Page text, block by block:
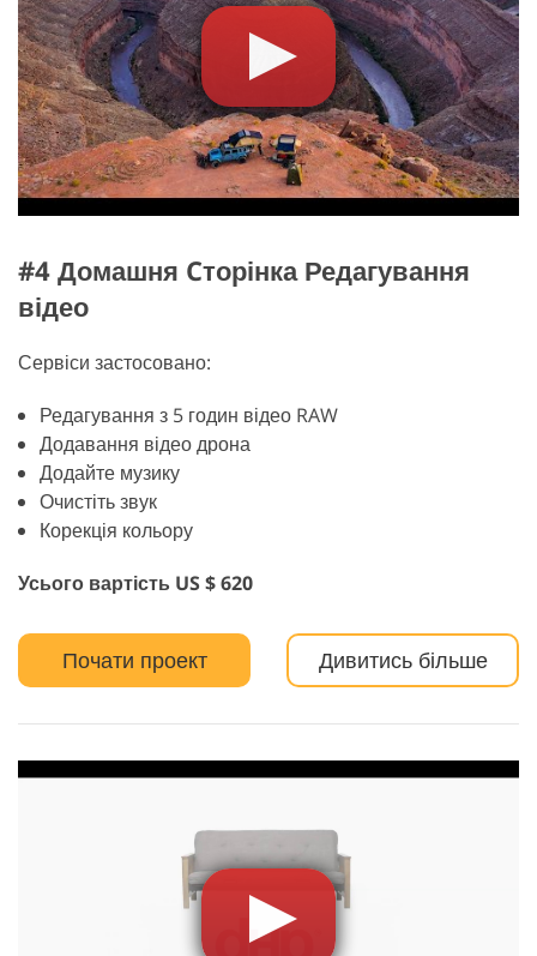
#4 Домашня Cторінка Редагування
відео
Сервіси застосовано:
Редагування з 5 годин відео RAW
Додавання відео дрона
Додайте музику
Очистіть звук
Корекція кольору
Усього вартість US $ 620
Почати проект Дивитись більше